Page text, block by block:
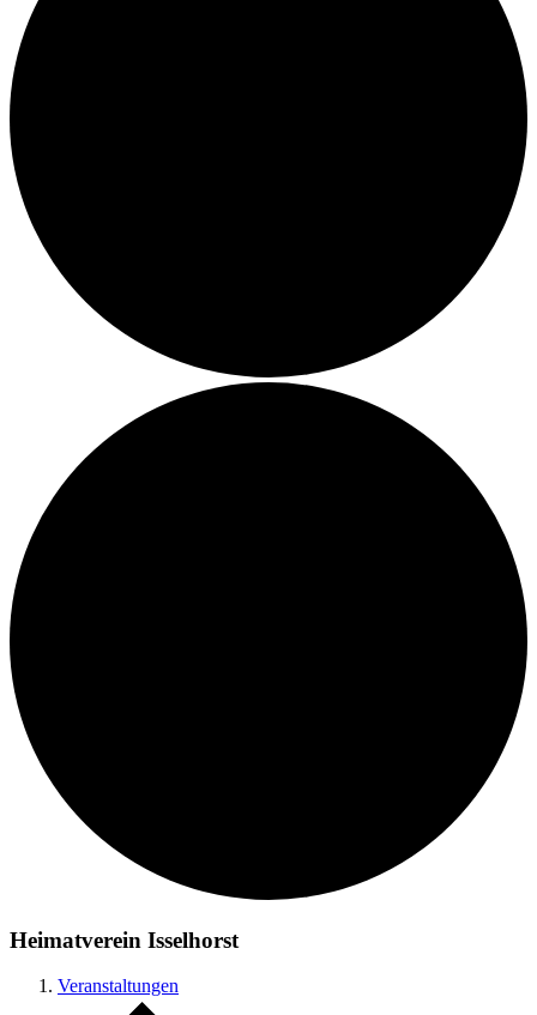
Heimatverein Isselhorst
Veranstaltungen